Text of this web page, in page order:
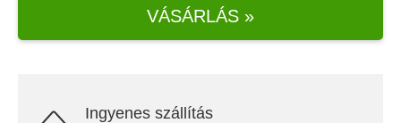
VÁSÁRLÁS »
Ingyenes szállítás